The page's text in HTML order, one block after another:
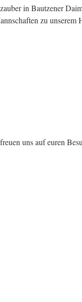
in Bautzener
zu unserem
uns auf euren